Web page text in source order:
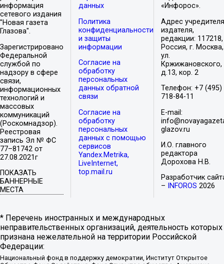
информация
сетевого издания
"Новая газета
Глазова".
Зарегистрировано
Федеральной
службой по
надзору в сфере
связи,
информационных
технологий и
массовых
коммуникаций
(Роскомнадзор).
Реестровая
запись Эл № ФС
77–81742 от
27.08.2021г
ПОКАЗАТЬ
БАННЕРНЫЕ
МЕСТА
данных
Политика
конфиденциальности
и защиты
информации
Согласие на
обработку
персональных
данных обратной
связи
Согласие на
обработку
персональных
данных с помощью
сервисов
Yandex.Metrika,
LiveInternet,
top.mail.ru
«Инфорос».
Адрес
издателя,
редакции: 117218,
Россия, г. Москва,
ул.
Кржижановского,
д.13, кор. 2
Телефон: +7 (495)
718-84-11
E-mail:
glazov.ru
И.О. главного
редактора
Дорохова Н.В.
Разработчик
–
INFOROS 2026
* Перечень иностранных и международных
неправительственных организаций, деятельность которых
признана нежелательной на территории Российской
Федерации:
Национальный фонд в поддержку демократии, Институт Открытое